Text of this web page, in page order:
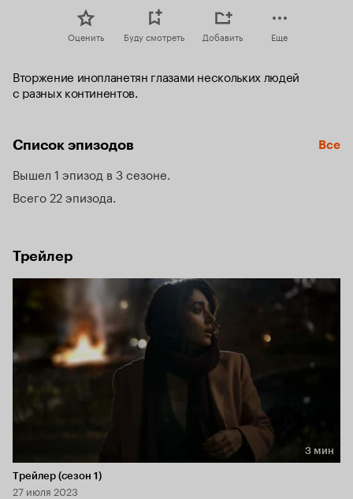
Оценить Буду смотреть Добавить Еще
Вторжение инопланетян глазами нескольких людей
с разных континентов.
Список эпизодов Все
Вышел 1 эпизод в 3 сезоне
Всего 22 эпизода
Трейлер
Длительность 3 мин
3 мин
Трейлер (сезон 1)
27 июля 2023